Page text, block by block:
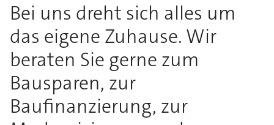
Bei uns dreht sich alles um
das eigene Zuhause. Wir
beraten Sie gerne zum
Bausparen, zur
Baufinanzierung, zur